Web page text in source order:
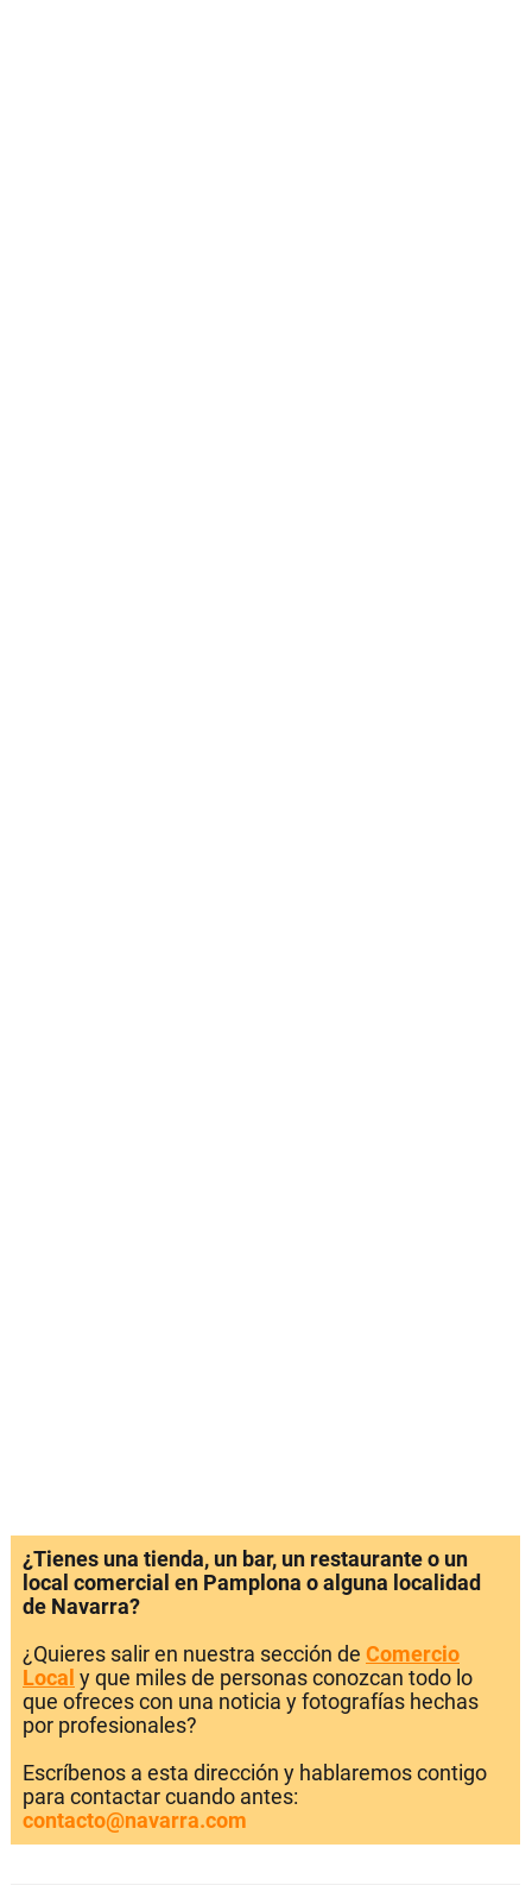
¿Tienes una tienda, un bar, un restaurante o un
local comercial en Pamplona o alguna localidad
de Navarra?
¿Quieres salir en nuestra sección de Comercio
Local y que miles de personas conozcan todo lo
que ofreces con una noticia y fotografías hechas
por profesionales?
Escríbenos a esta dirección y hablaremos contigo
para contactar cuando antes:
contacto@navarra.com